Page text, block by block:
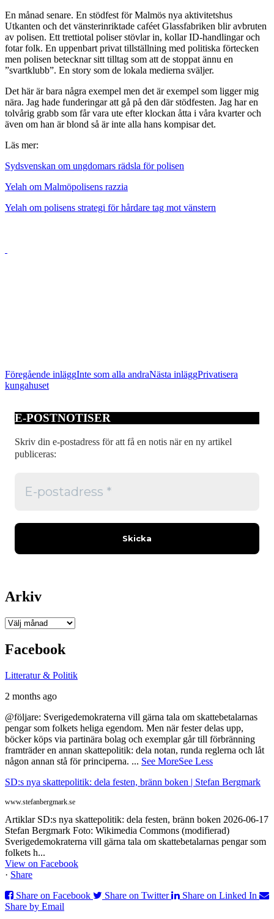
En månad senare. En stödfest för Malmös nya aktivitetshus
Utkanten och det vänsterinriktade caféet Glassfabriken blir avbruten
av polisen. Ett trettiotal poliser stövlar in, kollar ID-handlingar och
fotar folk. En uppenbart privat tillställning med politiska förtecken
men polisen betecknar sitt tilltag som att de stoppat ännu en
”svartklubb”. En story som de lokala medierna sväljer.
Det här är bara några exempel men det är exempel som ligger mig
nära. Jag hade funderingar att gå på den där stödfesten. Jag har en
tolvårig grabb som får vara ute efter klockan åtta i våra kvarter och
även om han är blond så är inte alla hans kompisar det.
Läs mer:
Sydsvenskan om ungdomars rädsla för polisen
Yelah om Malmöpolisens razzia
Yelah om polisens strategi för hårdare tag mot vänstern
Inläggsnavigering
Föregående inläggInte som alla andraNästa inläggPrivatisera
kungahuset
E-POSTNOTISER
Skriv din e-postadress för att få en notis när en ny artikel
publiceras:
Arkiv
Arkiv
Facebook
Litteratur & Politik
2 months ago
@följare: Sverigedemokraterna vill gärna tala om skattebetalarnas
pengar som folkets heliga egendom. Men när fester delas upp,
böcker köps via partinära bolag och exemplar går till förbränning
framträder en annan skattepolitik: dela notan, runda reglerna och låt
någon annan stå för principerna. ... See MoreSee Less
SD:s nya skattepolitik: dela festen, bränn boken | Stefan Bergmark
www.stefanbergmark.se
Artiklar SD:s nya skattepolitik: dela festen, bränn boken 2026-06-17
Stefan Bergmark Foto: Wikimedia Commons (modifierad)
Sverigedemokraterna vill gärna tala om skattebetalarnas pengar som
folkets h...
View on Facebook
· Share
Share on Facebook
Share on Twitter
Share on Linked In
Share by Email